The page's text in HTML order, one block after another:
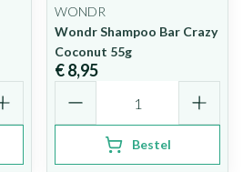
WONDR
Wondr Shampoo Bar Crazy
Coconut 55g
€ 8,95
Bestel